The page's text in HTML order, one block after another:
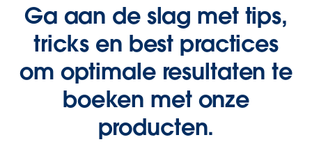
Ga aan de slag met tips,
tricks en best practices
om optimale resultaten te
boeken met onze
producten.